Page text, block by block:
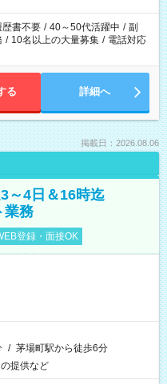
歴書不要 / 40～50代活躍中 / 副
/ 10名以上の大量募集 / 電話対応
る 詳細へ
掲載日：2026.08.06
～4日＆16時迄
業務
登録・面接OK
/ 茅場町駅から徒歩6分
提供など